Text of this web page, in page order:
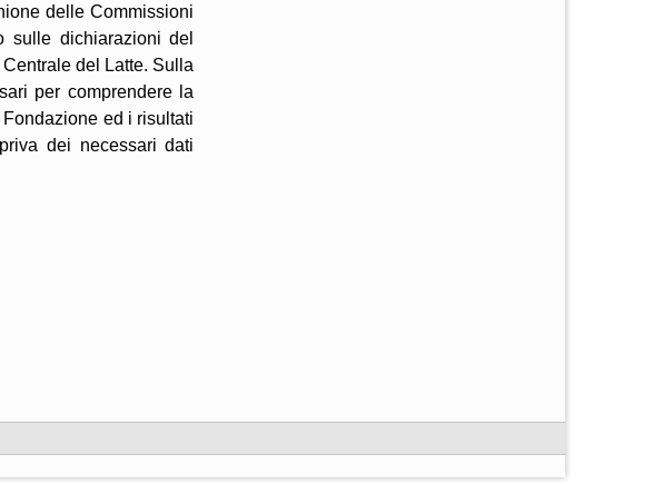
delle Commissioni
sulle dichiarazioni del
del Latte. Sulla
per comprendere la
ed i risultati
dei necessari dati